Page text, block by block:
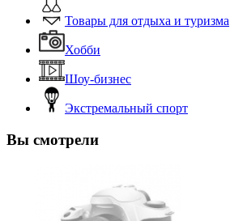
Товары для отдыха и туризма
Хобби
Шоу-бизнес
Экстремальный спорт
Вы смотрели